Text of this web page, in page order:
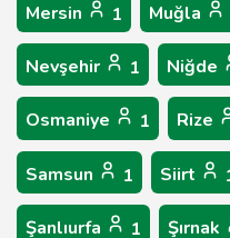
Mersin 1 Muğla
Nevşehir 1 Niğde
Osmaniye 1 Rize
Samsun 1 Siirt
Şanlıurfa 1 Şırnak